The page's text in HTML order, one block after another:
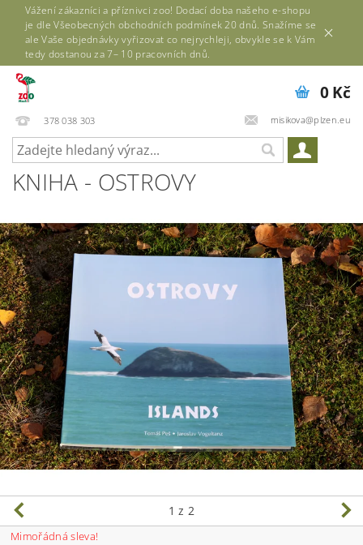
Vážení zákazníci a příznivci zoo! Dodací doba našeho e-shopu
je dle Všeobecných obchodních podmínek 20 dnů. Snažíme se
ale Vaše objednávky vyřizovat co nejrychleji, obvykle se k Vám
tedy dostanou za 7– 10 pracovních dnů.
378 038 303 misikova@plzen.eu
0 Kč
KNIHA - OSTROVY
1 z 2
Mimořádná sleva!